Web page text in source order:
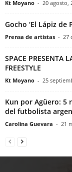
Kt Moyano - 20 agosto,
Gocho ‘El Lápiz de
Prensa de artistas - 27
SPACE PRESENTA
FREESTYLE
Kt Moyano - 25
Kun por Agüero: 5
del futbolista
Carolina Guevara - 21